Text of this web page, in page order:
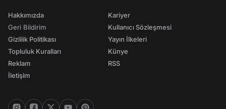
Hakkımızda
Geri Bildirim
Gizlilik Politikası
Topluluk Kuralları
Reklam
İletişim
Kariyer
Kullanıcı Sözleşmesi
Yayın İlkeleri
Künye
RSS